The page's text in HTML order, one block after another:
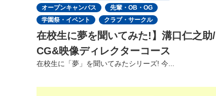
オープンキャンパス
先輩・OB・OG
学園祭・イベント
クラブ・サークル
在校生に夢を聞いてみた!】溝口仁之助/
CG&映像ディレクターコース
在校生に「夢」を聞いてみたシリーズ! 今...